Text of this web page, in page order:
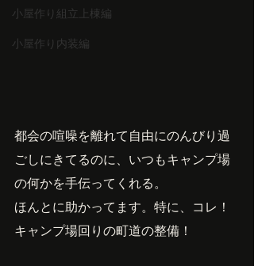
小屋作り組立上棟編
小屋作り内装編
都会の喧噪を離れて自由にのんびり過
ごしにきてるのに、いつもキャンプ場
の何かを手伝ってくれる。
ほんとに助かってます。特に、コレ！
キャンプ場回りの町道の整備！